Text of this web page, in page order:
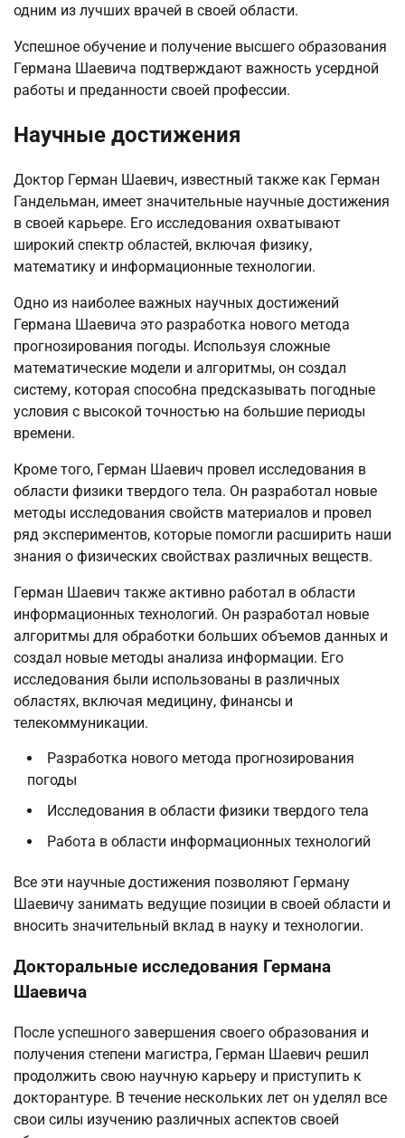
одним из лучших врачей в своей области.
Успешное обучение и получение высшего образования
Германа Шаевича подтверждают важность усердной
работы и преданности своей профессии.
Научные достижения
Доктор Герман Шаевич, известный также как Герман
Гандельман, имеет значительные научные достижения
в своей карьере. Его исследования охватывают
широкий спектр областей, включая физику,
математику и информационные технологии.
Одно из наиболее важных научных достижений
Германа Шаевича это разработка нового метода
прогнозирования погоды. Используя сложные
математические модели и алгоритмы, он создал
систему, которая способна предсказывать погодные
условия с высокой точностью на большие периоды
времени.
Кроме того, Герман Шаевич провел исследования в
области физики твердого тела. Он разработал новые
методы исследования свойств материалов и провел
ряд экспериментов, которые помогли расширить наши
знания о физических свойствах различных веществ.
Герман Шаевич также активно работал в области
информационных технологий. Он разработал новые
алгоритмы для обработки больших объемов данных и
создал новые методы анализа информации. Его
исследования были использованы в различных
областях, включая медицину, финансы и
телекоммуникации.
Разработка нового метода прогнозирования
погоды
Исследования в области физики твердого тела
Работа в области информационных технологий
Все эти научные достижения позволяют Герману
Шаевичу занимать ведущие позиции в своей области и
вносить значительный вклад в науку и технологии.
Докторальные исследования Германа
Шаевича
После успешного завершения своего образования и
получения степени магистра, Герман Шаевич решил
продолжить свою научную карьеру и приступить к
докторантуре. В течение нескольких лет он уделял все
свои силы изучению различных аспектов своей